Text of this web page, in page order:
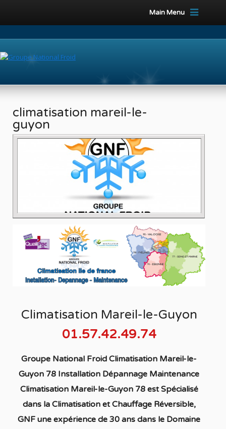
Main Menu
climatisation mareil-le-
guyon
Climatisation Mareil-le-Guyon
01.57.42.49.74
Groupe National Froid Climatisation Mareil-le-
Guyon 78 Installation Dépannage Maintenance
Climatisation Mareil-le-Guyon 78 est Spécialisé
dans la Climatisationet ChauffageRéversible,
GNF une expérience de 30 ans dans le Domaine